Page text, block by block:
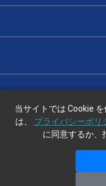
copyright
当サイトでは Cookie
は、 プライバシーポリ
に同意するか、